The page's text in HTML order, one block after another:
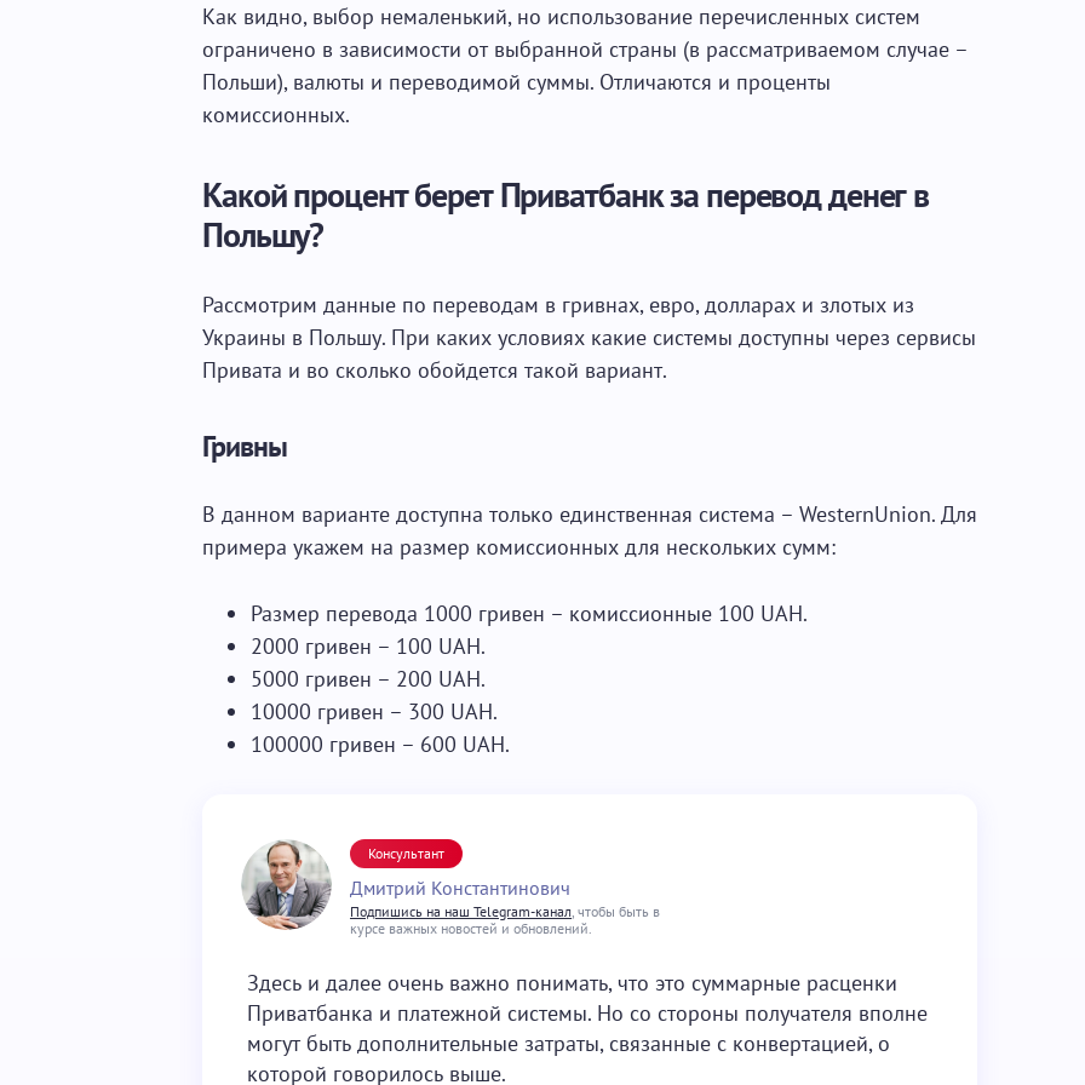
Как видно, выбор немаленький, но использование перечисленных систем
ограничено в зависимости от выбранной страны (в рассматриваемом случае –
Польши), валюты и переводимой суммы. Отличаются и проценты
комиссионных.
Какой процент берет Приватбанк за перевод денег в
Польшу?
Рассмотрим данные по переводам в гривнах, евро, долларах и злотых из
Украины в Польшу. При каких условиях какие системы доступны через сервисы
Привата и во сколько обойдется такой вариант.
Гривны
В данном варианте доступна только единственная система – WesternUnion. Для
примера укажем на размер комиссионных для нескольких сумм:
Размер перевода 1000 гривен – комиссионные 100 UAH.
2000 гривен – 100 UAH.
5000 гривен – 200 UAH.
10000 гривен – 300 UAH.
100000 гривен – 600 UAH.
Консультант
Дмитрий Константинович
Подпишись на наш Telegram-канал, чтобы быть в
курсе важных новостей и обновлений.
Здесь и далее очень важно понимать, что это суммарные расценки
Приватбанка и платежной системы. Но со стороны получателя вполне
могут быть дополнительные затраты, связанные с конвертацией, о
которой говорилось выше.